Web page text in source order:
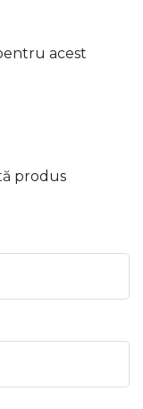
acest
produs